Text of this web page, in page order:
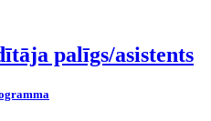
palīgs/asistents